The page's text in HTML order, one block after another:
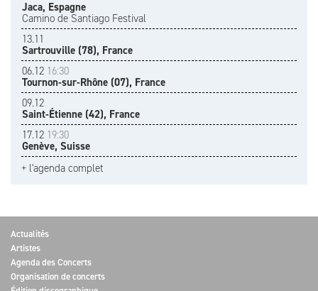
Jaca, Espagne
Camino de Santiago Festival
13.11
Sartrouville (78), France
06.12 16:30
Tournon-sur-Rhône (07), France
09.12
Saint-Étienne (42), France
17.12 19:30
Genève, Suisse
+ l'agenda complet
Actualités
Artistes
Agenda des Concerts
Organisation de concerts